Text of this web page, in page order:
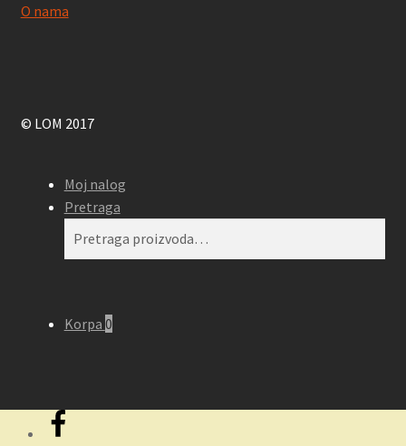
O nama
© LOM 2017
Moj nalog
Pretraga
Korpa 0